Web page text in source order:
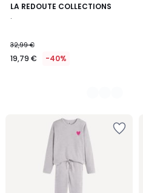
LA REDOUTE COLLECTIONS
.
32,99 €
19,79 € -40%
2
Colori